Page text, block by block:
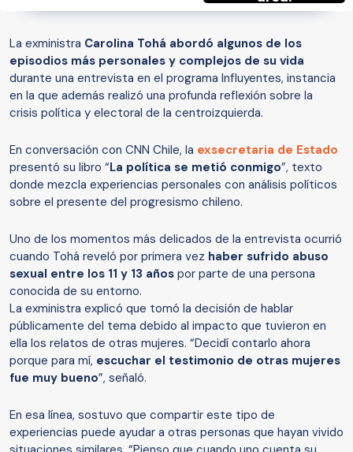
La exministra Carolina Tohá abordó algunos de los
episodios más personales y complejos de su vida
durante una entrevista en el programa Influyentes, instancia
en la que además realizó una profunda reflexión sobre la
crisis política y electoral de la centroizquierda.
En conversación con CNN Chile, la exsecretaria de Estado
presentó su libro “La política se metió conmigo”, texto
donde mezcla experiencias personales con análisis políticos
sobre el presente del progresismo chileno.
Uno de los momentos más delicados de la entrevista ocurrió
cuando Tohá reveló por primera vez haber sufrido abuso
sexual entre los 11 y 13 años por parte de una persona
conocida de su entorno.
La exministra explicó que tomó la decisión de hablar
públicamente del tema debido al impacto que tuvieron en
ella los relatos de otras mujeres. “Decidí contarlo ahora
porque para mí, escuchar el testimonio de otras mujeres
fue muy bueno”, señaló.
En esa línea, sostuvo que compartir este tipo de
experiencias puede ayudar a otras personas que hayan vivido